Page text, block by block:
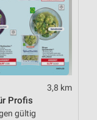
3,8 km
Profis
gültig